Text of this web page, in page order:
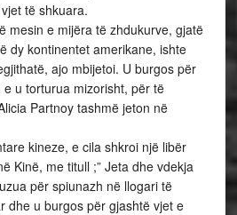
të shkuara.
mesin e mijëra të zhdukurve, gjatë
dy kontinentet amerikane, ishte
ajo mbijetoi. U burgos për
u torturua mizorisht, për të
Partnoy tashmë jeton në
kineze, e cila shkroi një libër
Kinë, me titull ;” Jeta dhe vdekja
për spiunazh në llogari të
dhe u burgos për gjashtë vjet e